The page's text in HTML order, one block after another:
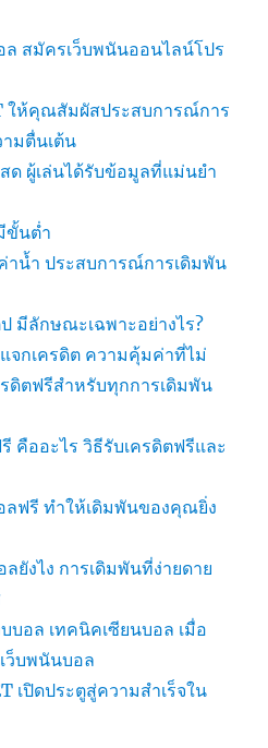
ล สมัครเว็บพนันออนไลน์โปร
ให้คุณสัมผัสประสบการณ์การ
มตื่นเต้น
ด ผู้เล่นได้รับข้อมูลที่แม่นยำ
ขั้นต่ำ
าน้ำ ประสบการณ์การเดิมพัน
มีลักษณะเฉพาะอย่างไร?
จกเครดิต ความคุ้มค่าที่ไม่
ดิตฟรีสำหรับทุกการเดิมพัน
คืออะไร วิธีรับเครดิตฟรีและ
ลฟรี ทำให้เดิมพันของคุณยิ่ง
ยังไง การเดิมพันที่ง่ายดาย
บอล เทคนิคเซียนบอล เมื่อ
ว็บพนันบอล
เปิดประตูสู่ความสำเร็จใน